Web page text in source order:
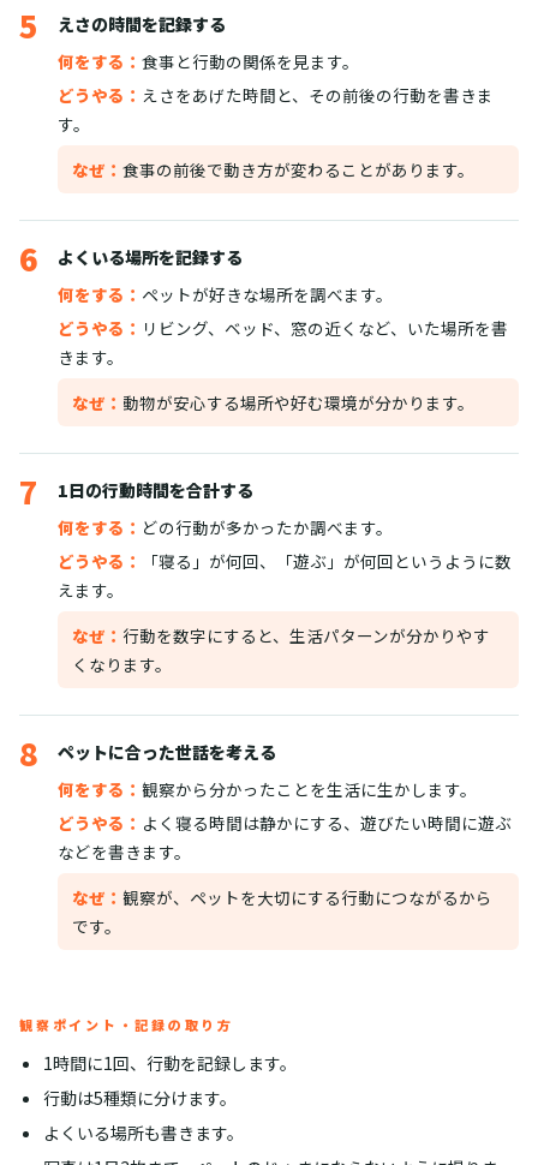
5
えさの時間を記録する
何をする： 食事と行動の関係を見ます。
どうやる： えさをあげた時間と、その前後の行動を書きま
す。
なぜ： 食事の前後で動き方が変わることがあります。
6
よくいる場所を記録する
何をする： ペットが好きな場所を調べます。
どうやる： リビング、ベッド、窓の近くなど、いた場所を書
きます。
なぜ： 動物が安心する場所や好む環境が分かります。
7
1日の行動時間を合計する
何をする： どの行動が多かったか調べます。
どうやる：
「寝る」が何回、「遊ぶ」が何回というように数
えます。
なぜ： 行動を数字にすると、生活パターンが分かりやす
くなります。
8
ペットに合った世話を考える
何をする： 観察から分かったことを生活に生かします。
どうやる： よく寝る時間は静かにする、遊びたい時間に遊ぶ
などを書きます。
なぜ： 観察が、ペットを大切にする行動につながるから
です。
観察ポイント・記録の取り方
1時間に1回、行動を記録します。
行動は5種類に分けます。
よくいる場所も書きます。